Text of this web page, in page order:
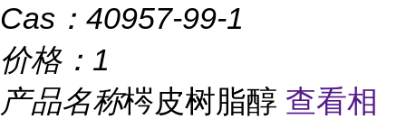
Cas： 40957-99-1
价格： 1
产品名称梣皮树脂醇 查看相